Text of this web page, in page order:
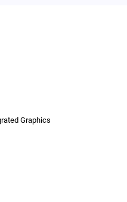
Graphics